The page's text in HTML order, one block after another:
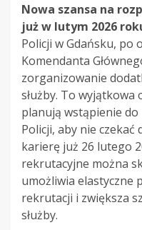
Nowa szansa na
już w lutym 2026
Policji w Gdańsku, po
Komendanta
zorganizowanie
służby. To
planują wstąpienie
Policji, aby nie
karierę już 26 lutego
rekrutacyjne można
umożliwia elastyczne
rekrutacji i zwiększa
służby.